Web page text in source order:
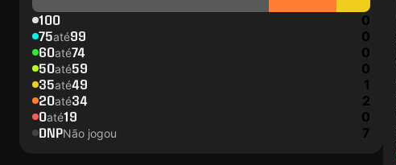
100 0
75até99 0
60até74 0
50até59 0
35até49 1
20até34 2
0até19 0
DNPNão jogou 7